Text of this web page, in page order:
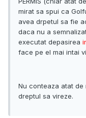
mirat sa spui ca
avea drpetul sa fie
daca nu a
executat depasirea
face pe el mai intai
Nu conteaza atat de
dreptul sa vireze.